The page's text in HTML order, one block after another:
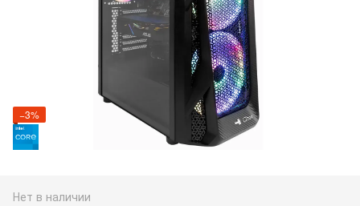
−3%
Нет в наличии